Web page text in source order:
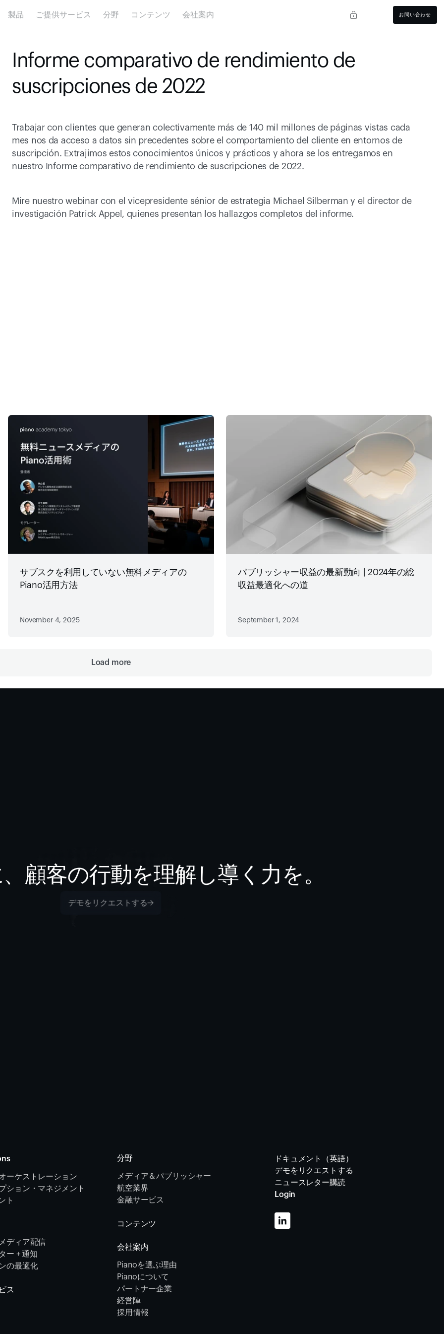
製品 ご提供サービス 分野 コンテンツ 会社案内 お問い合わせ
Informe comparativo de rendimiento de
suscripciones de 2022
Trabajar con clientes que generan colectivamente más de 140 mil millones de páginas vistas cada
mes nos da acceso a datos sin precedentes sobre el comportamiento del cliente en entornos de
suscripción. Extrajimos estos conocimientos únicos y prácticos y ahora se los entregamos en
nuestro Informe comparativo de rendimiento de suscripciones de 2022.
Mire nuestro webinar con el vicepresidente sénior de estrategia Michael Silberman y el director de
investigación Patrick Appel, quienes presentan los hallazgos completos del informe.
サブスクを利用していない無料メディアの
Piano活用方法
November 4, 2025
パブリッシャー収益の最新動向 | 2024年の総
収益最適化への道
September 1, 2024
Load more
顧客の行動を理解し導く力を。
デモをリクエストする
ーケストレーション
ション・マネジメント
ト
ディア配信
ー + 通知
の最適化
ス
分野
メディア＆パブリッシャー
航空業界
金融サービス
コンテンツ
会社案内
Pianoを選ぶ理由
Pianoについて
パートナー企業
経営陣
採用情報
ドキュメント（英語）
デモをリクエストする
ニュースレター購読
Login